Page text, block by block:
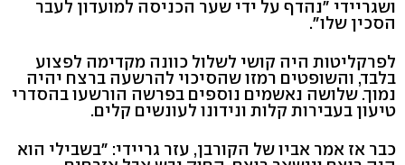
ושגריידי "נהדף על ידי שער הכניסה למועדון לעבר
הסכין שלו".
לפרקליטות היה קושי לשלול כוונה מקדימה לפצוע
בלבד, והשופטים רמזו שהסיכוי להרשעה ברצח יהיה
נמוך. שלושה נאשמים נוספים בפרשה הורשעו בהסדרי
טיעון בעבירות קלות ונידונו לעונשים קלים.
כבר אז אמר אביו של הקורבן, עזר גריידי: "בשבילי הוא